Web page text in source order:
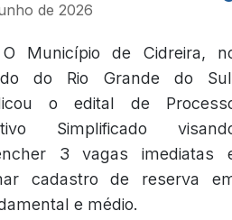
de 2026
O Município de Cidreira,
do Rio Grande do
o edital de
Simplificado
3 vagas imediatas
cadastro de reserva
e médio.